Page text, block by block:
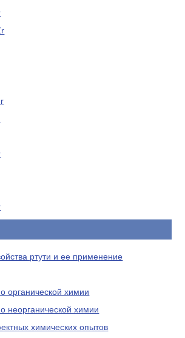
ртути и ее применение
органической химии
неорганической химии
химических опытов